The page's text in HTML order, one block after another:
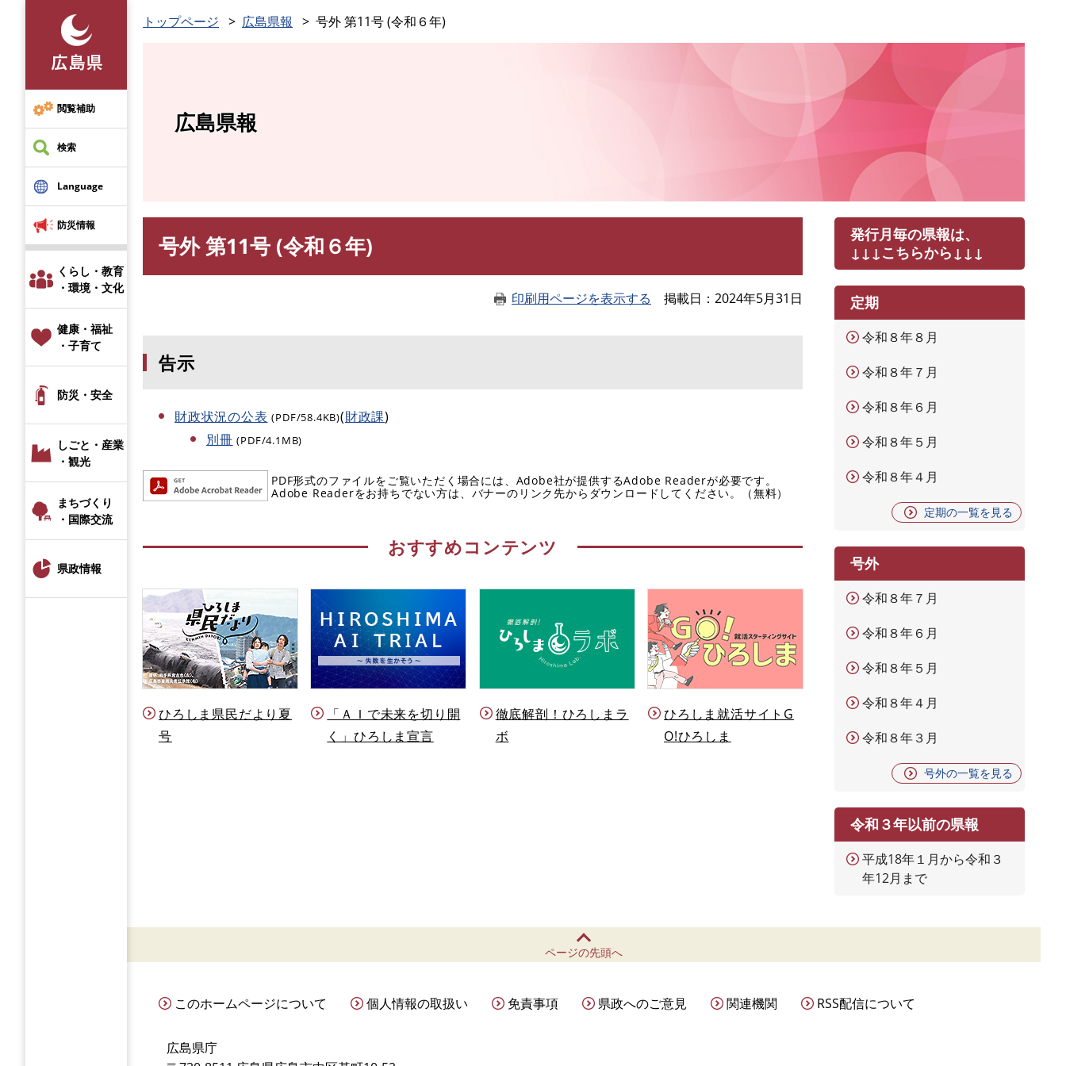
先
頭
で
す
閲覧補助
検索
Language
防災情報
くらし・教育
・環境・文化
健康・福祉
・子育て
防災・安全
しごと・産業
・観光
まちづくり
・国際交流
県政情報
トップページ 広島県報 号外 第11号 (令和６年)
広島県報
号外 第11号 (令和６年)
印刷用ページを表示する 掲載日 2024年5月31日
告示
財政状況の公表 (PDF/58.4KB)(財政課)
別冊 (PDF/4.1MB)
PDF形式のファイルをご覧いただく場合には、Adobe社が提供するAdobe Readerが必要です。
Adobe Readerをお持ちでない方は、バナーのリンク先からダウンロードしてください。（無料）
おすすめコンテンツ
ひろしま県民だより夏
号
「ＡＩで未来を切り開
く」ひろしま宣言
徹底解剖！ひろしまラ
ボ
ひろしま就活サイトG
O!ひろしま
発行月毎の県報は、
↓↓↓こちらから↓↓↓
定期
令和８年８月
令和８年７月
令和８年６月
令和８年５月
令和８年４月
定期の一覧を見る
号外
令和８年７月
令和８年６月
令和８年５月
令和８年４月
令和８年３月
号外の一覧を見る
令和３年以前の県報
平成18年１月から令和３
年12月まで
ページの先頭へ
このホームページについて 個人情報の取扱い 免責事項 県政へのご意見 関連機関 RSS配信について
広島県庁